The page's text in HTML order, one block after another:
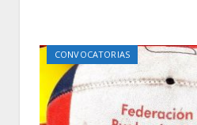
CONVOCATORIAS